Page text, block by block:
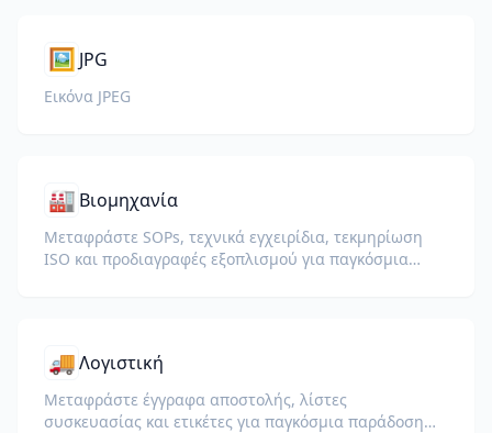
🖼️ JPG
Εικόνα JPEG
🏭 Βιομηχανία
Μεταφράστε SOPs, τεχνικά εγχειρίδια, τεκμηρίωση
ISO και προδιαγραφές εξοπλισμού για παγκόσμια
🚚Λογιστική
Μεταφράστε έγγραφα αποστολής, λίστες
συσκευασίας και ετικέτες για παγκόσμια παράδοση